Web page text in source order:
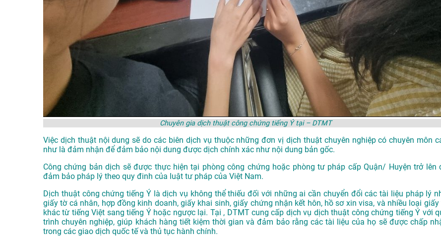
Chuyên gia dịch thuật công chứng tiếng Ý tại – DTMT
Việc dịch thuật nội dung sẽ do các biên dịch vụ thuộc những đơn vị dịch thuật chuyên nghiệp có chuyên môn
như là đảm nhận để đảm bảo nội dung được dịch chính xác như nội dung bản gốc.
Công chứng bản dịch sẽ được thực hiện tại phòng công chứng hoặc phòng tư pháp cấp Quận/ Huyện trở lên
đảm bảo pháp lý theo quy đinh của luật tư pháp của Việt Nam.
Dịch thuật công chứng tiếng Ý là dịch vụ không thể thiếu đối với những ai cần chuyển đổi các tài liệu pháp lý
giấy tờ cá nhân, hợp đồng kinh doanh, giấy khai sinh, giấy chứng nhận kết hôn, hồ sơ xin visa, và nhiều loại giấy
khác từ tiếng Việt sang tiếng Ý hoặc ngược lại. Tại , DTMT cung cấp dịch vụ dịch thuật công chứng tiếng Ý với
trình chuyên nghiệp, giúp khách hàng tiết kiệm thời gian và đảm bảo rằng các tài liệu của họ sẽ được chấp
trong các giao dịch quốc tế và thủ tục hành chính.